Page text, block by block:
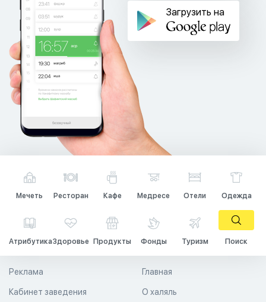
Загрузить на
Мечеть Ресторан Кафе Медресе Отели Одежда
АтрибутикаЗдоровье Продукты Фонды Туризм Поиск
Главная
О халяль
Реклама
Кабинет заведения